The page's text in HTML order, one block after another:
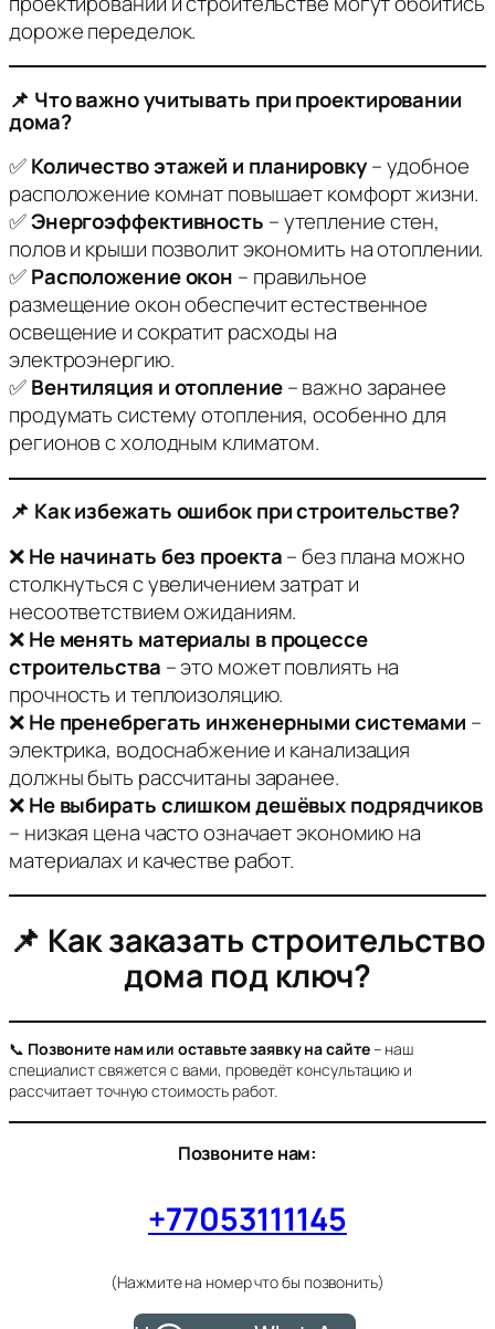
дороже переделок.
📌 Что важно учитывать при проектировании
дома?
✅Количество этажей и планировку– удобное
расположение комнат повышает комфорт жизни.
✅Энергоэффективность – утепление стен,
полов и крыши позволит экономить на отоплении.
✅Расположение окон – правильное
размещение окон обеспечит естественное
освещение и сократит расходы на
электроэнергию.
✅Вентиляция и отопление– важно заранее
продумать систему отопления, особенно для
регионов с холодным климатом.
📌 Как избежать ошибок при строительстве?
❌Не начинать без проекта– без плана можно
столкнуться с увеличением затрат и
несоответствием ожиданиям.
❌Не менять материалы в процессе
строительства – это может повлиять на
прочность и теплоизоляцию.
❌Не пренебрегать инженерными системами –
электрика, водоснабжение и канализация
должны быть рассчитаны заранее.
❌Не выбирать слишком дешёвых подрядчиков
– низкая цена часто означает экономию на
материалах и качестве работ.
📌 Как заказать строительство
дома под ключ?
📞 Позвоните нам или оставьте заявку на сайте– наш
специалист свяжется с вами, проведёт консультацию и
рассчитает точную стоимость работ.
Позвоните нам:
+77053111145
(Нажмите на номер что бы позвонить)